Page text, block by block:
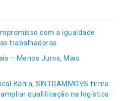
com a igualdade
trabalhadoras
– Menos Juros, Mais
Bahia, SINTRAMMOVS firma
qualificação na logística